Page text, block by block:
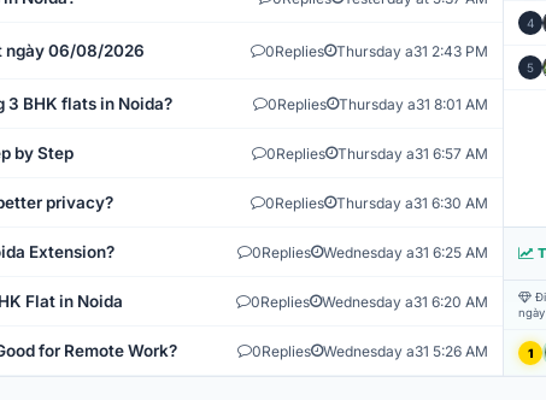
ngày 06/08/2026 0Replies Thursday a31 2:43 PM
BHK flats in Noida? 0Replies Thursday a31 8:01 AM
by Step 0Replies Thursday a31 6:57 AM
privacy? 0Replies Thursday a31 6:30 AM
Extension? 0Replies Wednesday a31 6:25 AM
Flat in Noida 0Replies Wednesday a31 6:20 AM
for Remote Work? 0Replies Wednesday a31 5:26 AM
4
5
1